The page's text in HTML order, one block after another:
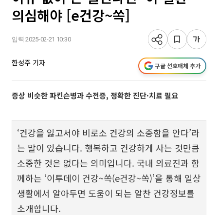
의심해야 [e건강~쏙]
입력 2025-02-21 10:30
한성주 기자 구글 선호매체 추가
증상 비슷한 파킨슨병과 수전증, 정확한 진단·치료 필요
‘건강을 잃고서야 비로소 건강의 소중함을 안다’라
는 말이 있습니다. 행복하고 건강하게 사는 것만큼
소중한 것은 없다는 의미입니다. 국내 의료진과 함
께하는 ‘이투데이 건강~쏙(e건강~쏙)’을 통해 일상
생활에서 알아두면 도움이 되는 알찬 건강정보를
소개합니다.